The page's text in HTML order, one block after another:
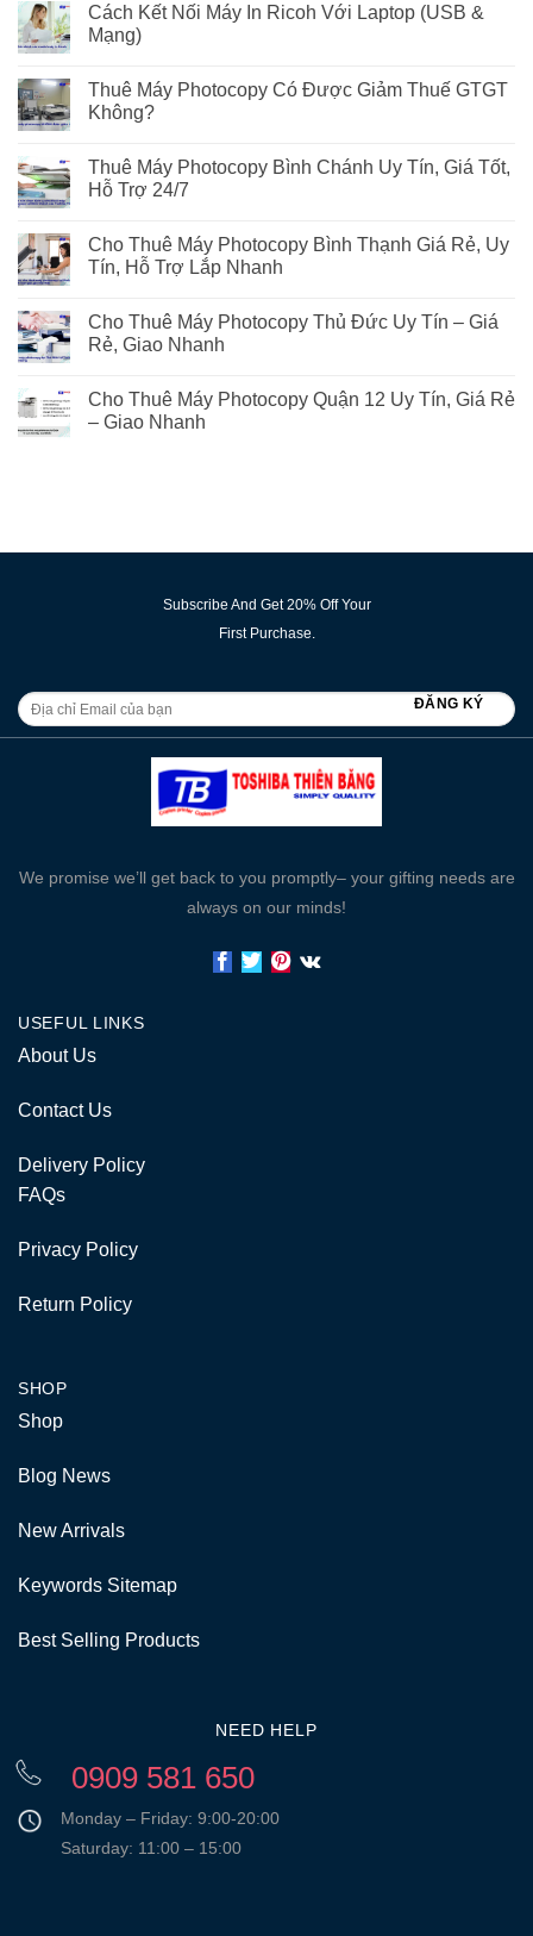
Cách Kết Nối Máy In Ricoh Với Laptop (USB &
Mạng)
Thuê Máy Photocopy Có Được Giảm Thuế GTGT
Không?
Thuê Máy Photocopy Bình Chánh Uy Tín, Giá Tốt,
Hỗ Trợ 24/7
Cho Thuê Máy Photocopy Bình Thạnh Giá Rẻ, Uy
Tín, Hỗ Trợ Lắp Nhanh
Cho Thuê Máy Photocopy Thủ Đức Uy Tín – Giá
Rẻ, Giao Nhanh
Cho Thuê Máy Photocopy Quận 12 Uy Tín, Giá Rẻ
– Giao Nhanh
Subscribe And Get 20% Off Your
First Purchase.
We promise we’ll get back to you promptly– your gifting needs are
always on our minds!
USEFUL LINKS
About Us
Contact Us
Delivery Policy
FAQs
Privacy Policy
Return Policy
SHOP
Shop
Blog News
New Arrivals
Keywords Sitemap
Best Selling Products
NEED HELP
0909 581 650
Monday – Friday: 9:00-20:00
Saturday: 11:00 – 15:00